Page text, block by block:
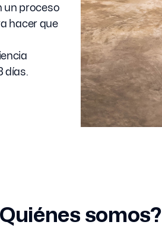
un proceso
hacer que
días.
somos?